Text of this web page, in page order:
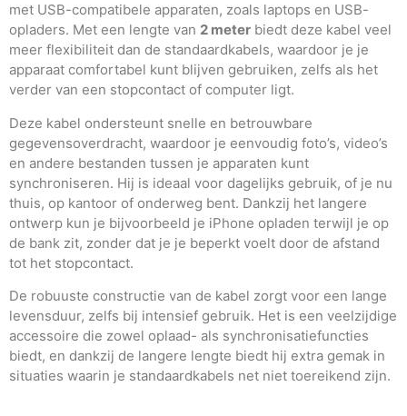
met USB-compatibele apparaten, zoals laptops en USB-
opladers. Met een lengte van 2 meter biedt deze kabel veel
meer flexibiliteit dan de standaardkabels, waardoor je je
apparaat comfortabel kunt blijven gebruiken, zelfs als het
verder van een stopcontact of computer ligt.
Deze kabel ondersteunt snelle en betrouwbare
gegevensoverdracht, waardoor je eenvoudig foto’s, video’s
en andere bestanden tussen je apparaten kunt
synchroniseren. Hij is ideaal voor dagelijks gebruik, of je nu
thuis, op kantoor of onderweg bent. Dankzij het langere
ontwerp kun je bijvoorbeeld je iPhone opladen terwijl je op
de bank zit, zonder dat je je beperkt voelt door de afstand
tot het stopcontact.
De robuuste constructie van de kabel zorgt voor een lange
levensduur, zelfs bij intensief gebruik. Het is een veelzijdige
accessoire die zowel oplaad- als synchronisatiefuncties
biedt, en dankzij de langere lengte biedt hij extra gemak in
situaties waarin je standaardkabels net niet toereikend zijn.